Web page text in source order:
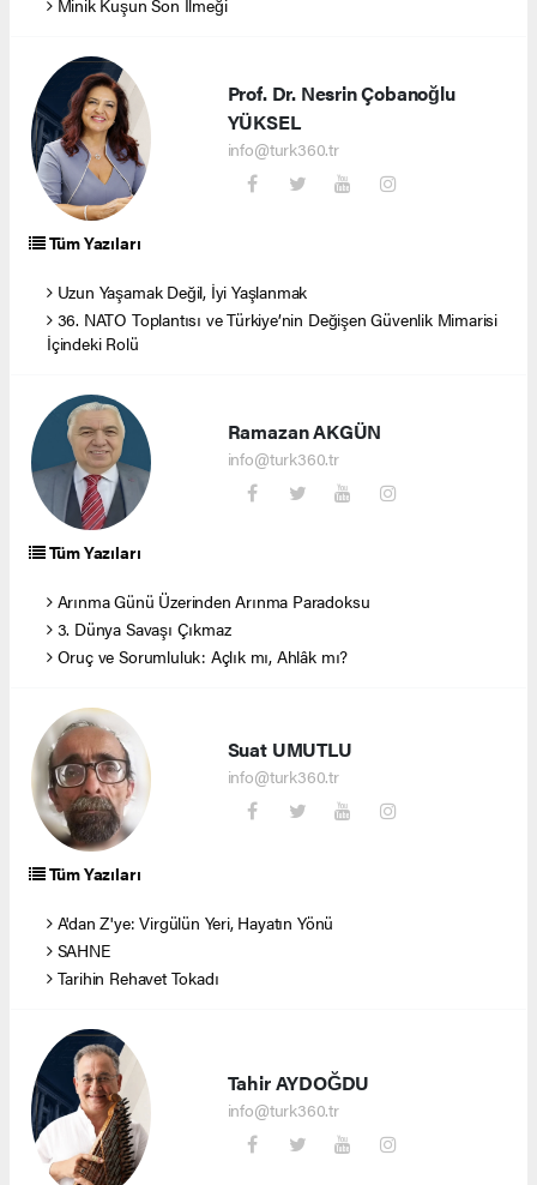
Prof. Dr. Nesrin Çobanoğlu
YÜKSEL
info@turk360.tr
Tüm Yazıları
Uzun Yaşamak Değil, İyi Yaşlanmak
36. NATO Toplantısı ve Türkiye’nin Değişen Güvenlik Mimarisi
İçindeki Rolü
Ramazan AKGÜN
info@turk360.tr
Tüm Yazıları
Arınma Günü Üzerinden Arınma Paradoksu
3. Dünya Savaşı Çıkmaz
Oruç ve Sorumluluk: Açlık mı, Ahlâk mı?
Suat UMUTLU
info@turk360.tr
Tüm Yazıları
A'dan Z'ye: Virgülün Yeri, Hayatın Yönü
SAHNE
Tarihin Rehavet Tokadı
Tahir AYDOĞDU
info@turk360.tr